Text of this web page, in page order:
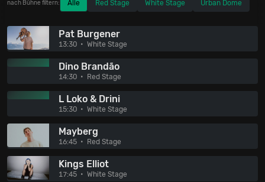
nach Bühne filtern: Alle Red Stage White Stage Urban Dome
Pat Burgener
13:30 White Stage
Dino Brandão
14:30 Red Stage
L Loko & Drini
15:30 White Stage
Mayberg
16:45 Red Stage
Kings Elliot
17:45 White Stage